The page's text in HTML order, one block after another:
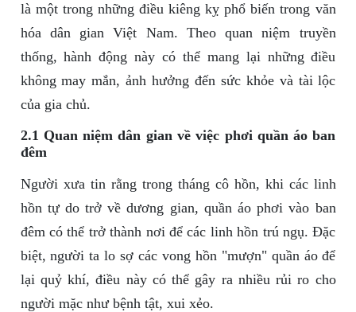
là một trong những điều kiêng kỵ phổ biến trong văn
hóa dân gian Việt Nam. Theo quan niệm truyền
thống, hành động này có thể mang lại những điều
không may mắn, ảnh hưởng đến sức khỏe và tài lộc
của gia chủ.
2.1 Quan niệm dân gian về việc phơi quần áo ban
đêm
Người xưa tin rằng trong tháng cô hồn, khi các linh
hồn tự do trở về dương gian, quần áo phơi vào ban
đêm có thể trở thành nơi để các linh hồn trú ngụ. Đặc
biệt, người ta lo sợ các vong hồn "mượn" quần áo để
lại quỷ khí, điều này có thể gây ra nhiều rủi ro cho
người mặc như bệnh tật, xui xẻo.